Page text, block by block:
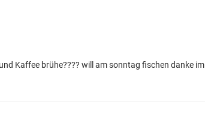
Kaffee brühe???? will am sonntag fischen danke im